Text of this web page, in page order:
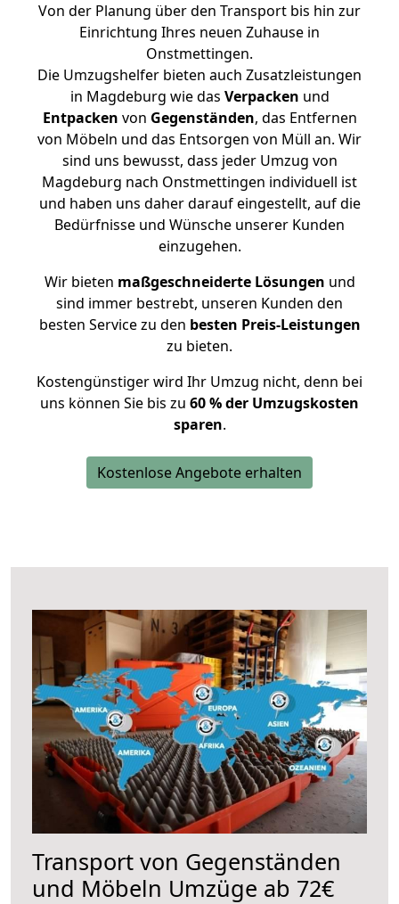
Von der Planung über den Transport bis hin zur
Einrichtung Ihres neuen Zuhause in
Onstmettingen.
Die Umzugshelfer bieten auch Zusatzleistungen
in Magdeburg wie das Verpacken und
Entpacken von Gegenständen, das Entfernen
von Möbeln und das Entsorgen von Müll an. Wir
sind uns bewusst, dass jeder Umzug von
Magdeburg nach Onstmettingen individuell ist
und haben uns daher darauf eingestellt, auf die
Bedürfnisse und Wünsche unserer Kunden
einzugehen.
Wir bieten maßgeschneiderte Lösungen und
sind immer bestrebt, unseren Kunden den
besten Service zu den besten Preis-Leistungen
zu bieten.
Kostengünstiger wird Ihr Umzug nicht, denn bei
uns können Sie bis zu 60 % der Umzugskosten
sparen.
Kostenlose Angebote erhalten
Transport von Gegenständen
und Möbeln Umzüge ab 72€